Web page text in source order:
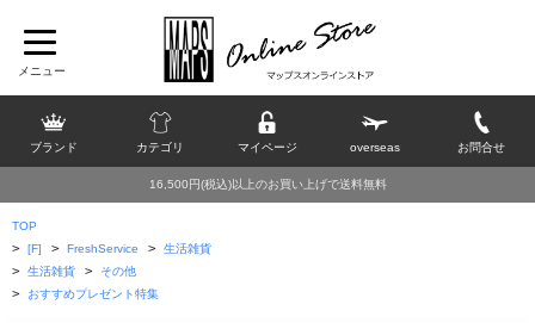
ブランド カテゴリ マイページ overseas お問合せ
16,500円(税込)以上のお買い上げで送料無料
TOP
> [F] > FreshService > 生活雑貨
> 生活雑貨 > その他
> おすすめプレゼント特集